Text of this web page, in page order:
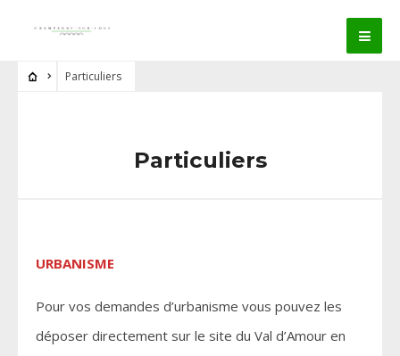
Particuliers
Particuliers
URBANISME
Pour vos demandes d’urbanisme vous pouvez les
déposer directement sur le site du Val d’Amour en